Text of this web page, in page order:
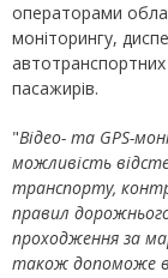
операторами
моніторингу,
пасажирів.
"Відео- та GPS-
можливість
транспорту,
правил
проходження за
також допоможе